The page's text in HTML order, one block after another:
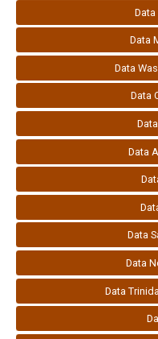
Data
Data
Data
Data
Data
Data
Data